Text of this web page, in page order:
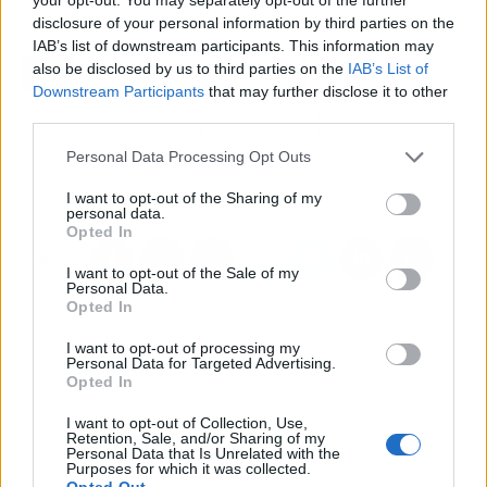
disclosure of your personal information by third parties on the
IAB’s list of downstream participants. This information may
also be disclosed by us to third parties on the IAB’s List of
Downstream Participants that may further disclose it to other
Personal Data Processing Opt Outs
I want to opt-out of the Sharing of my
personal data.
Opted In
I want to opt-out of the Sale of my
Personal Data.
Opted In
I want to opt-out of processing my
Personal Data for Targeted Advertising.
Opted In
I want to opt-out of Collection, Use,
Retention, Sale, and/or Sharing of my
Personal Data that Is Unrelated with the
Purposes for which it was collected.
Artículo anterior
El PP de Castilla-La
Mancha alaba la
concierto económico
Artículo siguiente
Feijóo y el escándalo de
su hermana: Gobierno